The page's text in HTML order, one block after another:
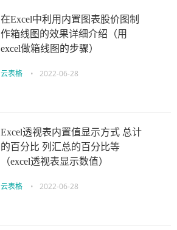
在Excel中利用内置图表股价图制
作箱线图的效果详细介绍（用
excel做箱线图的步骤）
云表格 • 2022-06-28
Excel透视表内置值显示方式 总计
的百分比 列汇总的百分比等
（excel透视表显示数值）
云表格 • 2022-06-28